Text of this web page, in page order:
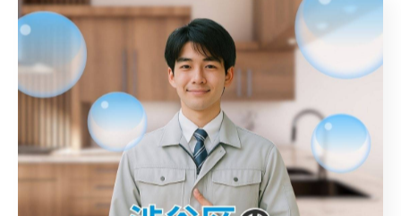
トイレ詰まり時は止水で被害拡大を防止
トイレ詰まりが発生した際は、まず止水栓を閉めること
が重要です。これにより水の供給が止まり、溢れ出すリ
スクを最小限に抑えられます。特に埼玉県朝霞市の住宅
では、止水栓の位置を事前に把握しておくことが安心の
第一歩です。止水後は慌てずに状況確認を行い、被害拡
大を防ぎましょう。具体的には、止水栓を時計回りにし
っかり締めて水の流入を完全に遮断することがポイント